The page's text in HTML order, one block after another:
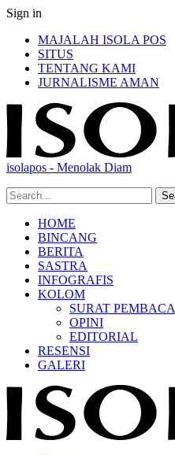
Sign in
MAJALAH ISOLA POS
SITUS
TENTANG KAMI
JURNALISME AMAN
isolapos - Menolak Diam
HOME
BINCANG
BERITA
SASTRA
INFOGRAFIS
KOLOM
SURAT PEMBACA
OPINI
EDITORIAL
RESENSI
GALERI